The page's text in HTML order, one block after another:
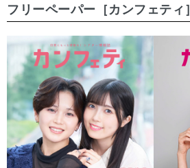
フリーペーパー［カンフェティ］